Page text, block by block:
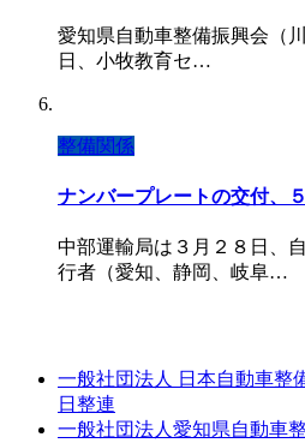
愛知県自動車整備振興会（
日、小牧教育セ…
整備関係
ナンバープレートの交付、
中部運輸局は３月２８日、
行者（愛知、静岡、岐阜…
一般社団法人 日本自動車整
日整連
一般社団法人愛知県自動車